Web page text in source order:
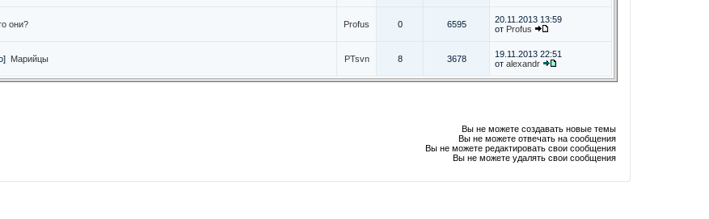
они? Profus 0 6595
20.11.2013 13:59
от Profus
Марийцы PTsvn 8 3678
19.11.2013 22:51
от alexandr
Вы не можете создавать новые темы
Вы не можете отвечать на сообщения
Вы не можете редактировать свои сообщения
Вы не можете удалять свои сообщения